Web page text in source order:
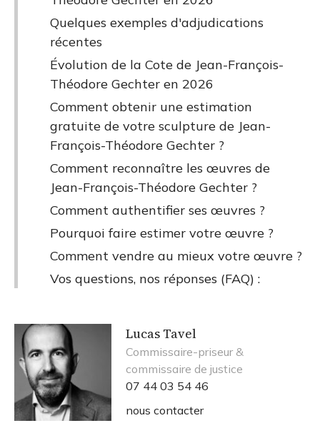
Quelques exemples d'adjudications
récentes
Évolution de la Cote de Jean-François-
Théodore Gechter en 2026
Comment obtenir une estimation
gratuite de votre sculpture de Jean-
François-Théodore Gechter ?
Comment reconnaître les œuvres de
Jean-François-Théodore Gechter ?
Comment authentifier ses œuvres ?
Pourquoi faire estimer votre œuvre ?
Comment vendre au mieux votre œuvre ?
Vos questions, nos réponses (FAQ) :
Lucas Tavel
Commissaire-priseur &
commissaire de justice
07 44 03 54 46
nous contacter